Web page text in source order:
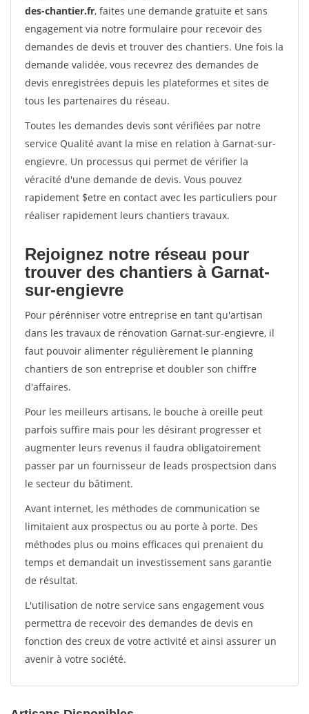
des-chantier.fr, faites une demande gratuite et sans
engagement via notre formulaire pour recevoir des
demandes de devis et trouver des chantiers. Une fois la
demande validée, vous recevrez des demandes de
devis enregistrées depuis les plateformes et sites de
tous les partenaires du réseau.
Toutes les demandes devis sont vérifiées par notre
service Qualité avant la mise en relation à Garnat-sur-
engievre. Un processus qui permet de vérifier la
véracité d'une demande de devis. Vous pouvez
rapidement $etre en contact avec les particuliers pour
réaliser rapidement leurs chantiers travaux.
Rejoignez notre réseau pour
trouver des chantiers à Garnat-
sur-engievre
Pour pérénniser votre entreprise en tant qu'artisan
dans les travaux de rénovation Garnat-sur-engievre, il
faut pouvoir alimenter régulièrement le planning
chantiers de son entreprise et doubler son chiffre
d'affaires.
Pour les meilleurs artisans, le bouche à oreille peut
parfois suffire mais pour les désirant progresser et
augmenter leurs revenus il faudra obligatoirement
passer par un fournisseur de leads prospectsion dans
le secteur du bâtiment.
Avant internet, les méthodes de communication se
limitaient aux prospectus ou au porte à porte. Des
méthodes plus ou moins efficaces qui prenaient du
temps et demandait un investissement sans garantie
de résultat.
L'utilisation de notre service sans engagement vous
permettra de recevoir des demandes de devis en
fonction des creux de votre activité et ainsi assurer un
avenir à votre société.